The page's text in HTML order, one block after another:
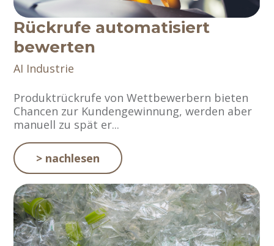
Rückrufe automatisiert
bewerten
AI Industrie
Produktrückrufe von Wettbewerbern bieten
Chancen zur Kundengewinnung, werden aber
manuell zu spät er...
> nachlesen